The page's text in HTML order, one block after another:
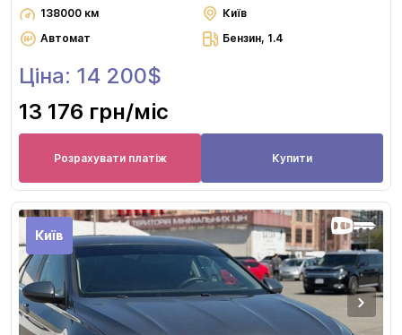
138000 км
Київ
Автомат
Бензин, 1.4
Ціна: 14 200$
13 176 грн/міс
Розрахувати платіж Купити
Київ